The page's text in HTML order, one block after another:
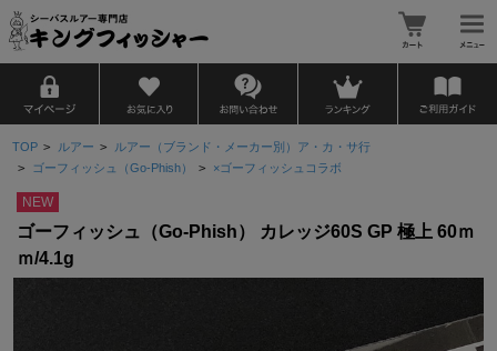
TOP > ルアー > ルアー（ブランド・メーカー別）ア・カ・サ行
> ゴーフィッシュ（Go-Phish） > ×ゴーフィッシュコラボ
NEW
ゴーフィッシュ（Go-Phish） カレッジ60S GP 極上 60ｍ
ｍ/4.1g